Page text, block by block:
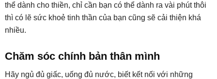
thể dành cho thiền, chỉ cần bạn có thể dành ra vài phút thôi
thì có lẽ sức khoẻ tinh thần của bạn cũng sẽ cải thiện khá
nhiều.
Chăm sóc chính bản thân mình
Hãy ngủ đủ giấc, uống đủ nước, biết kết nối với những